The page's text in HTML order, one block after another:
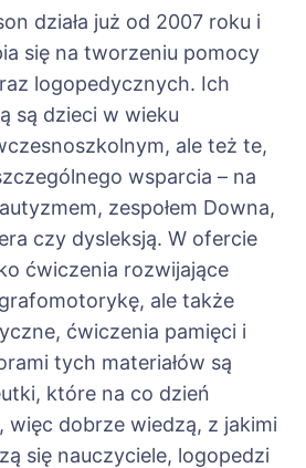
działa już od 2007 roku i
się na tworzeniu pomocy
logopedycznych. Ich
są dzieci w wieku
ale też te,
wsparcia – na
zespołem Downa,
czy dysleksją. W ofercie
ćwiczenia rozwijające
ale także
ćwiczenia pamięci i
tych materiałów są
które na co dzień
więc dobrze wiedzą, z jakimi
się nauczyciele, logopedzi